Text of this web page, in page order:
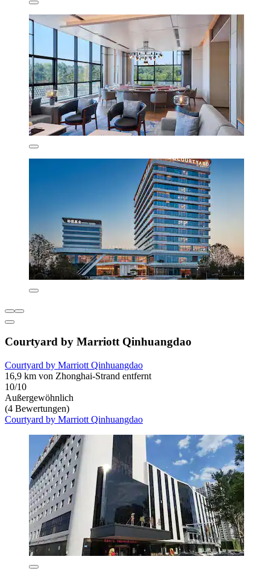
Courtyard by Marriott Qinhuangdao
Courtyard by Marriott Qinhuangdao
16,9 km von Zhonghai-Strand entfernt
10/10
Außergewöhnlich
(4 Bewertungen)
Courtyard by Marriott Qinhuangdao